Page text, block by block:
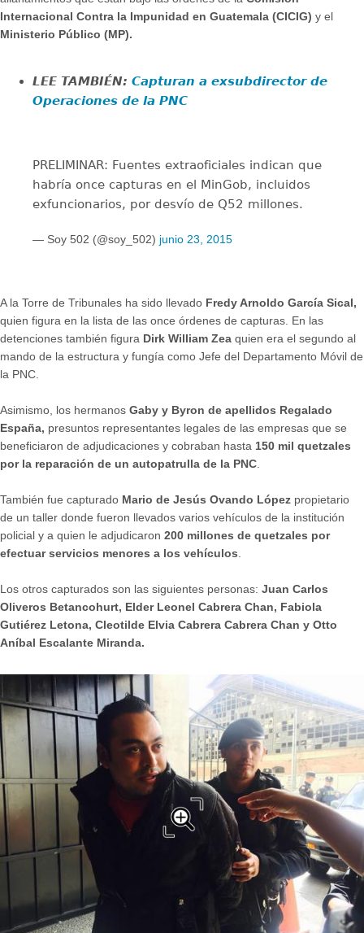
Internacional Contra la Impunidad en Guatemala (CICIG) y el
Ministerio Público (MP).
LEE TAMBIÉN: Capturan a exsubdirector de
Operaciones de la PNC
PRELIMINAR: Fuentes extraoficiales indican que
habría once capturas en el MinGob, incluidos
exfuncionarios, por desvío de Q52 millones.
— Soy 502 (@soy_502) junio 23, 2015
A la Torre de Tribunales ha sido llevado Fredy Arnoldo García Sical,
quien figura en la lista de las once órdenes de capturas. En las
detenciones también figura Dirk William Zea quien era el segundo al
mando de la estructura y fungía como Jefe del Departamento Móvil de
la PNC.
Asimismo, los hermanos Gaby y Byron de apellidos Regalado
España, presuntos representantes legales de las empresas que se
beneficiaron de adjudicaciones y cobraban hasta 150 mil quetzales
por la reparación de un autopatrulla de la PNC
También fue capturado Mario de Jesús Ovando López propietario
de un taller donde fueron llevados varios vehículos de la institución
policial y a quien le adjudicaron 200 millones de quetzales por
efectuar servicios menores a los vehículos
Los otros capturados son las siguientes personas: Juan Carlos
Oliveros Betancohurt, Elder Leonel Cabrera Chan, Fabiola
Gutiérez Letona, Cleotilde Elvia Cabrera Cabrera Chan y Otto
Aníbal Escalante Miranda.